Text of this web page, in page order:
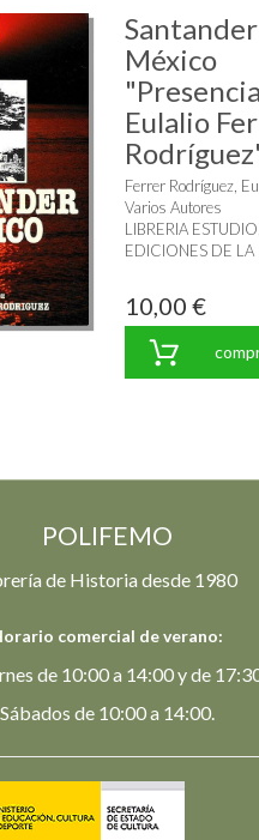
Santander
México
Eulalio
Ferrer Rodríguez,
Varios Autores
LIBRERIA ESTUDIO,
EDICIONES DE LA
10,00 €
POLIFEMO
de Historia desde 1980
comercial de verano:
de 10:00 a 14:00 y de
Sábados de 10:00 a 14:00.